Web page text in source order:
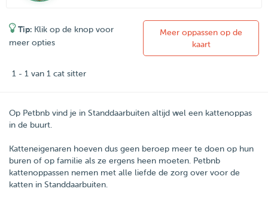
Tip: Klik op de knop voor
meer opties
Meer oppassen op de
kaart
1 - 1 van 1 cat sitter
Op Petbnb vind je in Standdaarbuiten altijd wel een kattenoppas
in de buurt.
Katteneigenaren hoeven dus geen beroep meer te doen op hun
buren of op familie als ze ergens heen moeten. Petbnb
kattenoppassen nemen met alle liefde de zorg over voor de
katten in Standdaarbuiten.